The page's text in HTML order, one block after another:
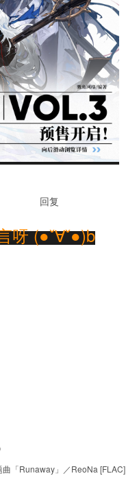
回复
呀 (●ˇ∀ˇ●)b
「Runaway」／ReoNa [FLAC]